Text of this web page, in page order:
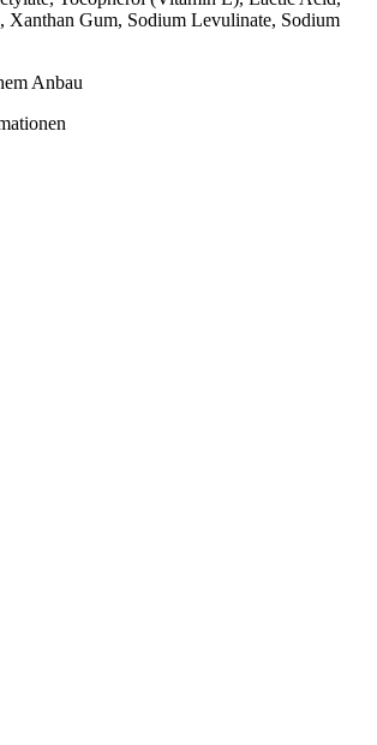
Xanthan Gum, Sodium Levulinate, Sodium
Anbau